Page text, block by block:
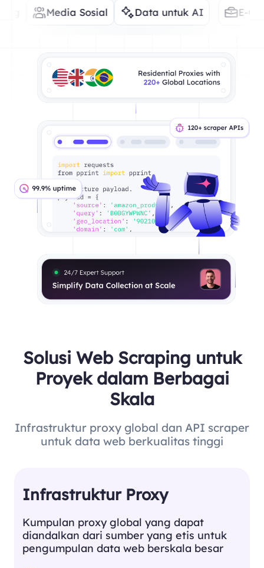
Media Sosial Data untuk AI E-Commerce
Solusi Web Scraping untuk
Proyek dalam Berbagai
Skala
Infrastruktur proxy global dan API scraper
untuk data web berkualitas tinggi
Infrastruktur Proxy
Kumpulan proxy global yang dapat
diandalkan dari sumber yang etis untuk
pengumpulan data web berskala besar